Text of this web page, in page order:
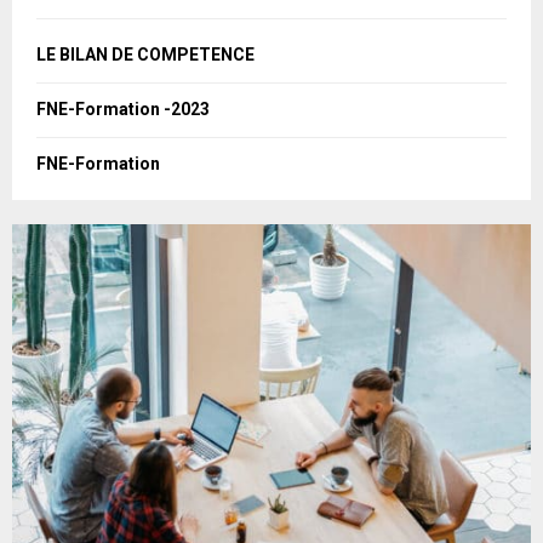
o
:
LE BILAN DE COMPETENCE
FNE-Formation -2023
FNE-Formation